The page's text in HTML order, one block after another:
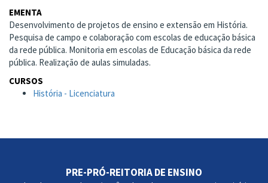
EMENTA
Desenvolvimento de projetos de ensino e extensão em História.
Pesquisa de campo e colaboração com escolas de educação básica
da rede pública. Monitoria em escolas de Educação básica da rede
pública. Realização de aulas simuladas.
CURSOS
História - Licenciatura
PRE-PRÓ-REITORIA DE ENSINO